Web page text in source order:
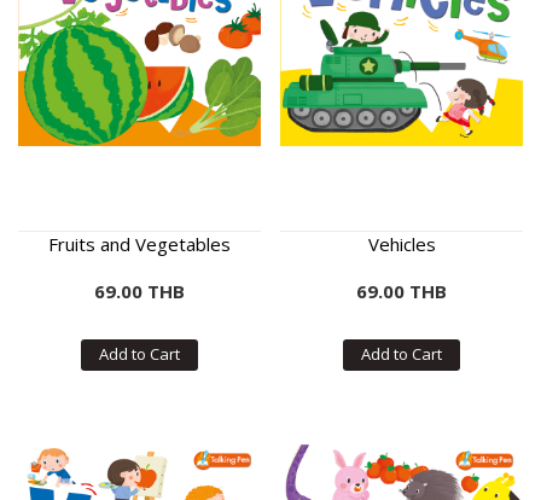
Fruits and Vegetables
69.00 THB
Add to Cart
Vehicles
69.00 THB
Add to Cart